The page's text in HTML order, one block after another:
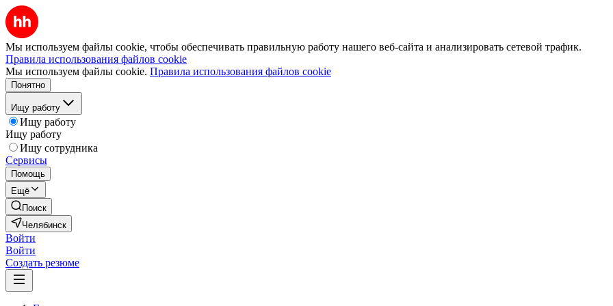
Мы используем файлы cookie, чтобы обеспечивать правильную работу нашего веб-сайта и анализировать сетевой трафик.
Правила использования файлов cookie
Мы используем файлы cookie. Правила использования файлов cookie
Понятно
Ищу работу
Ищу работу
Ищу работу
Ищу сотрудника
Сервисы
Помощь
Ещё
Поиск
Челябинск
Войти
Войти
Создать резюме